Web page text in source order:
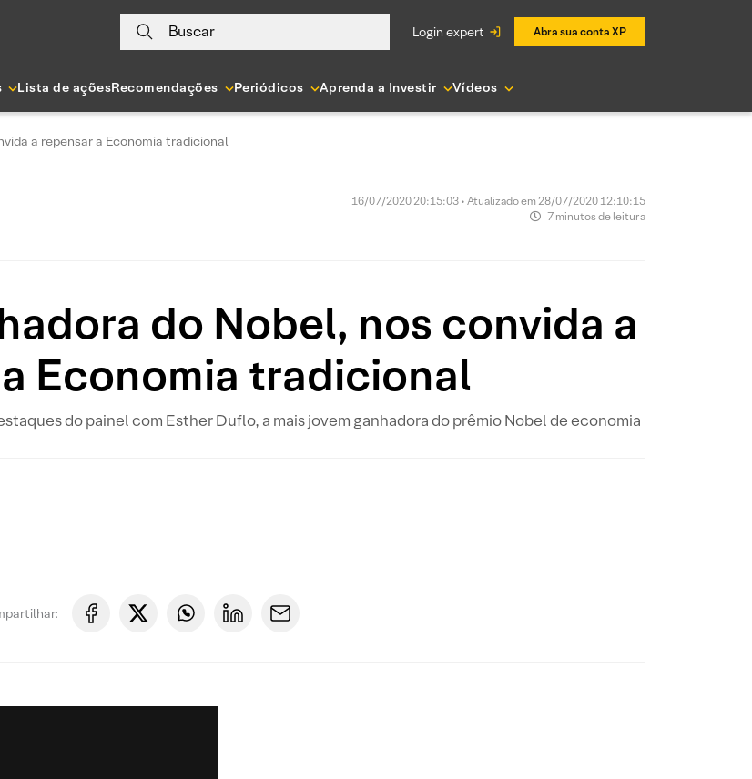
Buscar login expert Abra sua conta XP
Lista de açõesRecomendações Periódicos Aprenda a Investir Vídeos
a repensar a Economia tradicional
16/07/2020 20:15:03 • Atualizado em 28/07/2020 12:10:15
7 minutos de leitura
do Nobel, nos convida a
Economia tradicional
do painel com Esther Duflo, a mais jovem ganhadora do prêmio Nobel de economia